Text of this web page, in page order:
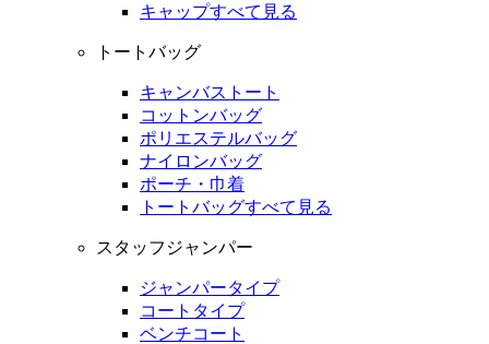
キャップすべて見る
トートバッグ
キャンバストート
コットンバッグ
ポリエステルバッグ
ナイロンバッグ
ポーチ・巾着
トートバッグすべて見る
スタッフジャンパー
ジャンパータイプ
コートタイプ
ベンチコート